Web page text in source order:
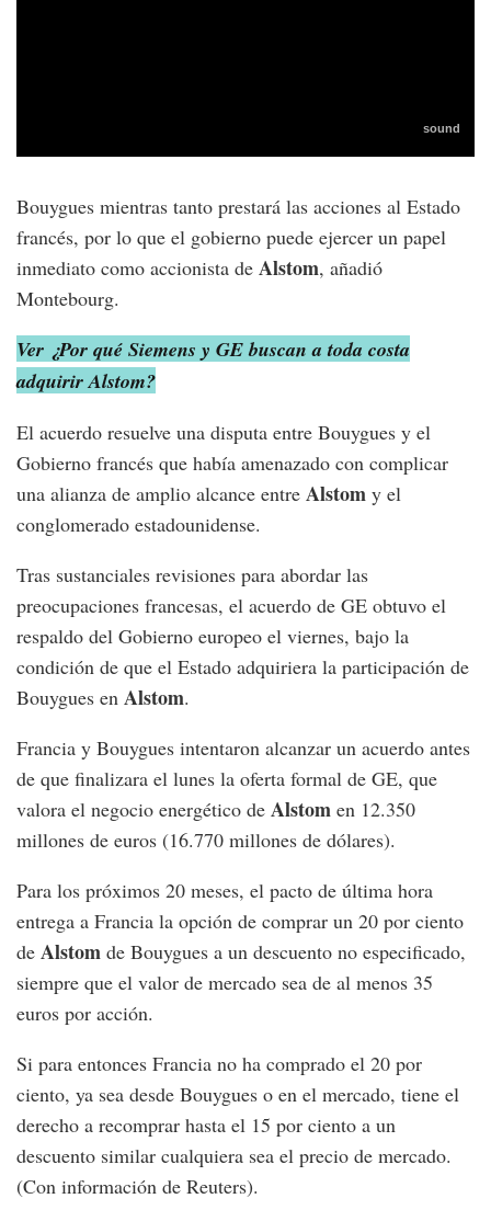
Bouygues mientras tanto prestará las acciones al Estado
francés, por lo que el gobierno puede ejercer un papel
inmediato como accionista de Alstom, añadió
Montebourg.
Ver ¿Por qué Siemens y GE buscan a toda costa
adquirir Alstom?
El acuerdo resuelve una disputa entre Bouygues y el
Gobierno francés que había amenazado con complicar
una alianza de amplio alcance entre Alstom y el
conglomerado estadounidense.
Tras sustanciales revisiones para abordar las
preocupaciones francesas, el acuerdo de GE obtuvo el
respaldo del Gobierno europeo el viernes, bajo la
condición de que el Estado adquiriera la participación de
Bouygues en Alstom.
Francia y Bouygues intentaron alcanzar un acuerdo antes
de que finalizara el lunes la oferta formal de GE, que
valora el negocio energético de Alstom en 12.350
millones de euros (16.770 millones de dólares).
Para los próximos 20 meses, el pacto de última hora
entrega a Francia la opción de comprar un 20 por ciento
de Alstom de Bouygues a un descuento no especificado,
siempre que el valor de mercado sea de al menos 35
euros por acción.
Si para entonces Francia no ha comprado el 20 por
ciento, ya sea desde Bouygues o en el mercado, tiene el
derecho a recomprar hasta el 15 por ciento a un
descuento similar cualquiera sea el precio de mercado.
(Con información de Reuters).